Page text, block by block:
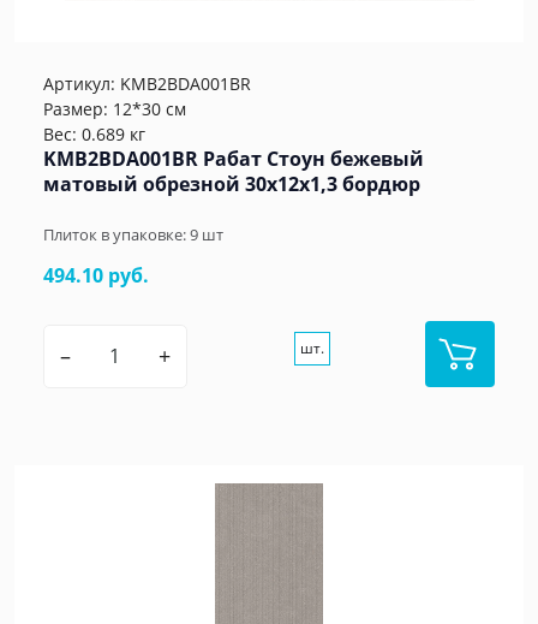
Артикул: KMB2BDA001BR
Размер: 12*30 см
Вес: 0.689 кг
KMB2BDA001BR Рабат Стоун бежевый
матовый обрезной 30x12x1,3 бордюр
Плиток в упаковке:9 шт
494.10 руб.
– + шт.